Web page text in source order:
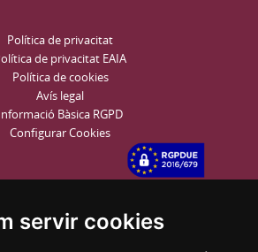
servir cookies
Política de privacitat
de privacitat EAIA
Política de cookies
Avís legal
Bàsica RGPD
Configurar Cookies